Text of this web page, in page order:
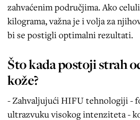
zahvaćenim područjima. Ako
kilograma, važna je i volja za
bi se postigli optimalni rezultati.
Što kada postoji strah
kože?
- Zahvaljujući HIFU tehnologiji -
ultrazvuku visokog intenziteta -